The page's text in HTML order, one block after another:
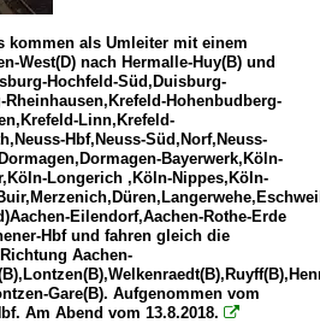
kommen als Umleiter mit einem
West(D) nach Hermalle-Huy(B) und
Hochfeld-Süd,Duisburg-
Hohenbudberg-
Linn,Krefeld-
Hbf,Neuss-Süd,Norf,Neuss-
Bayerwerk,Köln-
Longerich ,Köln-Nippes,Köln-
Eilendorf,Aachen-Rothe-Erde
Hbf und fahren gleich die
Aachen-
Gare(B). Aufgenommen vom
Am Abend vom 13.8.2018. 